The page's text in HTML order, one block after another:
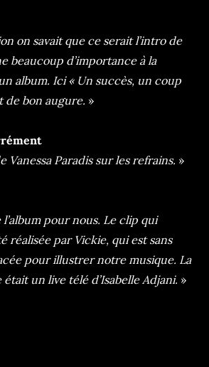
on savait que ce serait l’intro de
beaucoup d’importance à la
album. Ici « Un succès, un coup
de bon augure. »
Vanessa Paradis sur les refrains. »
pour nous. Le clip qui
réalisée par Vickie, qui est sans
pour illustrer notre musique. La
un live télé d’Isabelle Adjani. »